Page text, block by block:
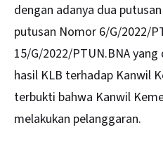
dengan adanya dua
putusan Nomor 6/G/2022/
15/G/2022/PTUN.BNA
hasil KLB terhadap Kanwil
terbukti bahwa Kanwil
melakukan pelanggaran.